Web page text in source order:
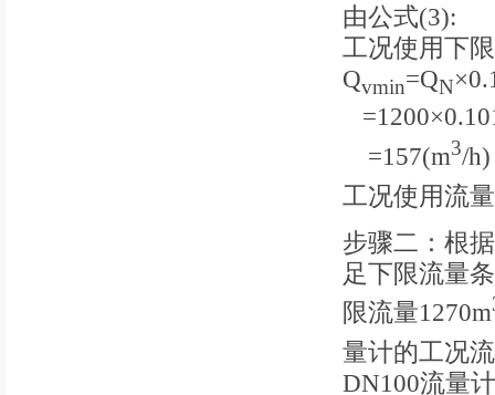
由公式(3):
工况使用下
Qvmin=QN
=157(m3/h)
工况使用流
步骤二：根
足下限流量
限流量1270m
量计的工况
DN100流量